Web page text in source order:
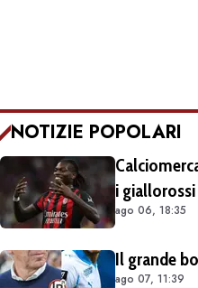
NOTIZIE POPOLARI
i
situazioni di
ago 06, 18:35
Il grande
ago 07, 11:39